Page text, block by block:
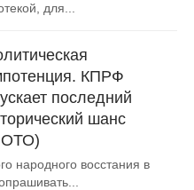
для...
КПРФ
последний
шанс
народного восстания в